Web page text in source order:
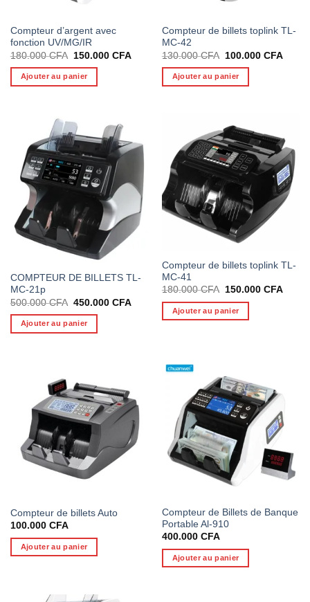
Compteur d’argent avec
fonction UV/MG/IR
180.000CFA
Le
initial
était :
150.000 CFALe
Ajouter au panier
Compteur de billets toplink TL-
MC-42
130.000CFA
Le
initial
était :
100.000 CFALe
Ajouter au panier
COMPTEUR DE BILLETS TL-
MC-21p
500.000CFA Le
initial
était :
450.000 CFALe
Ajouter au panier
Compteur de billets toplink TL-
MC-41
180.000CFA
Le
initial
était :
150.000 CFALe
Ajouter au panier
Compteur de billets Auto
100.000 CFA
Ajouter au panier
Compteur de Billets de Banque
Portable Al-910
400.000 CFA
Ajouter au panier